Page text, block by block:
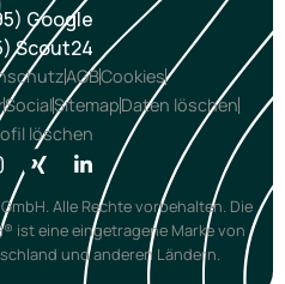
Google
Scout24
AGBCookies
SocialSitemapDaten löschen
löschen
Alle Rechte vorbehalten. Die
ist eine eingetragene Marke von
und anderen Ländern.